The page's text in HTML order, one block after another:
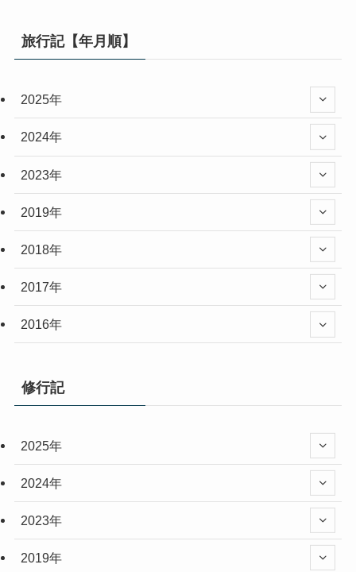
旅行記【年月順】
2025年
2024年
2023年
2019年
2018年
2017年
2016年
修行記
2025年
2024年
2023年
2019年